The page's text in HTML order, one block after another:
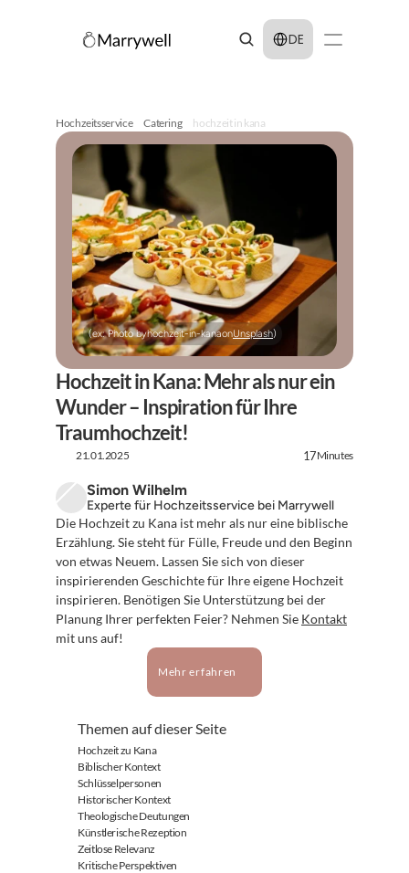
Select Language
DE
Hochzeitsservice Catering hochzeit in kana
(ex: Photo byhochzeit-in-kanaonUnsplash)
Hochzeit in Kana: Mehr als nur ein
Wunder – Inspiration für Ihre
Traumhochzeit!
21.01.2025 17Minutes
Simon Wilhelm
Experte für Hochzeitsservice bei Marrywell
Die Hochzeit zu Kana ist mehr als nur eine biblische
Erzählung. Sie steht für Fülle, Freude und den Beginn
von etwas Neuem. Lassen Sie sich von dieser
inspirierenden Geschichte für Ihre eigene Hochzeit
inspirieren. Benötigen Sie Unterstützung bei der
Planung Ihrer perfekten Feier? Nehmen Sie Kontakt
mit uns auf!
Mehr erfahren
Themen auf dieser Seite
Hochzeit zu Kana
Biblischer Kontext
Schlüsselpersonen
Historischer Kontext
Theologische Deutungen
Künstlerische Rezeption
Zeitlose Relevanz
Kritische Perspektiven